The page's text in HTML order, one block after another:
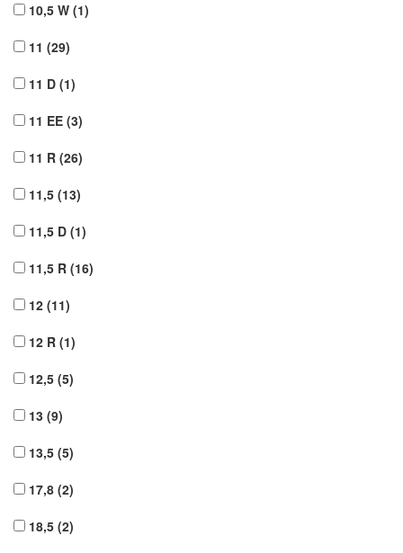
10,5 W (1)
11 (29)
11 D (1)
11 EE (3)
11 R (26)
11,5 (13)
11,5 D (1)
11,5 R (16)
12 (11)
12 R (1)
12,5 (5)
13 (9)
13,5 (5)
17,8 (2)
18,5 (2)